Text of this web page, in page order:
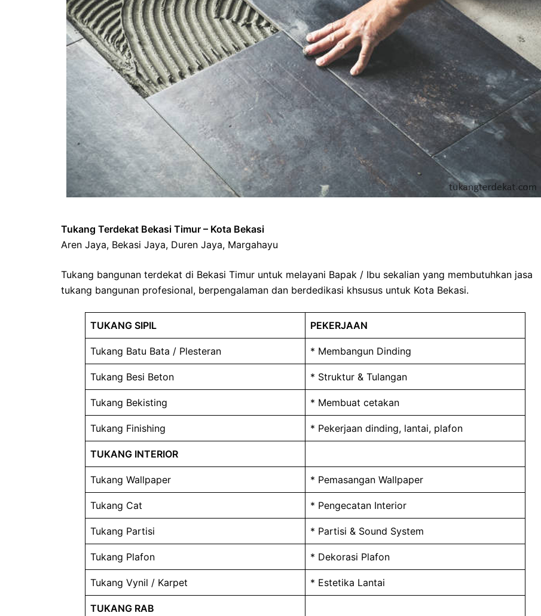
Tukang Terdekat Bekasi Timur – Kota Bekasi
Aren Jaya, Bekasi Jaya, Duren Jaya, Margahayu
Tukang bangunan terdekat di Bekasi Timur untuk melayani Bapak / Ibu sekalian yang membutuhkan jasa
tukang bangunan profesional, berpengalaman dan berdedikasi khsusus untuk Kota Bekasi.
TUKANG SIPIL PEKERJAAN
Tukang Batu Bata / Plesteran * Membangun Dinding
Tukang Besi Beton * Struktur & Tulangan
Tukang Bekisting * Membuat cetakan
Tukang Finishing * Pekerjaan dinding, lantai, plafon
TUKANG INTERIOR
Tukang Wallpaper * Pemasangan Wallpaper
Tukang Cat * Pengecatan Interior
Tukang Partisi * Partisi & Sound System
Tukang Plafon * Dekorasi Plafon
Tukang Vynil / Karpet * Estetika Lantai
TUKANG RAB